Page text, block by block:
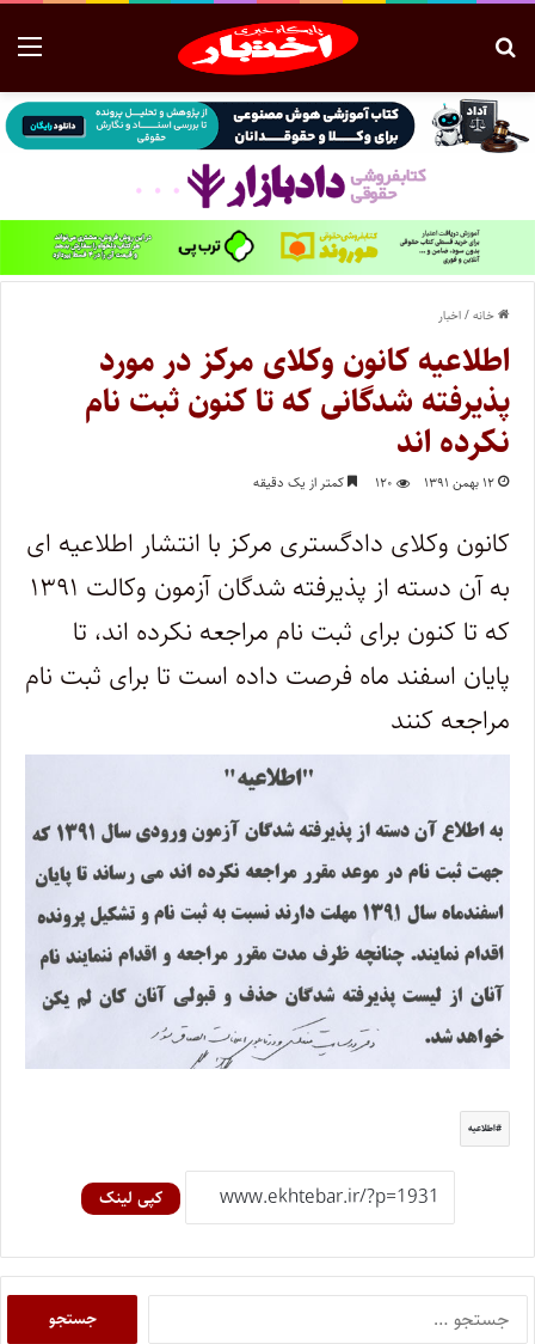
خانه/اخبار
اطلاعیه کانون وکلای مرکز در مورد
پذیرفته شدگانی که تا کنون ثبت نام
نکرده اند
۱۲ بهمن ۱۳۹۱ ۱۲۰ کمتر از یک دقیقه
کانون وکلای دادگستری مرکز با انتشار اطلاعیه ای
به آن دسته از پذیرفته شدگان آزمون وکالت ۱۳۹۱
که تا کنون برای ثبت نام مراجعه نکرده اند، تا
پایان اسفند ماه فرصت داده است تا برای ثبت نام
مراجعه کنند
اطلاعیه
کپی لینک